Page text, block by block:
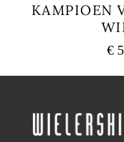
KAMPIOEN
€